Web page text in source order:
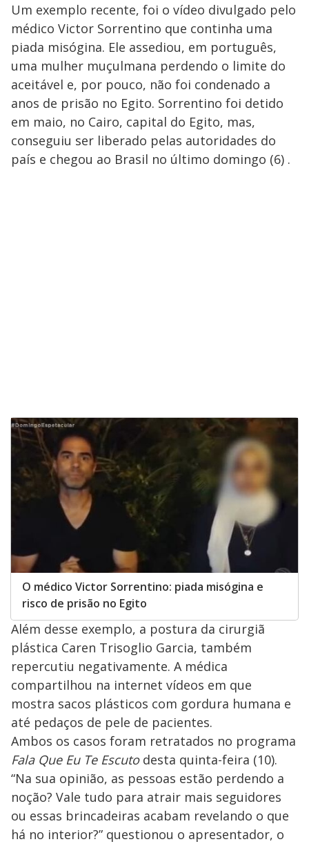
Um exemplo recente, foi o vídeo divulgado pelo
médico Victor Sorrentino que continha uma
piada misógina. Ele assediou, em português,
uma mulher muçulmana perdendo o limite do
aceitável e, por pouco, não foi condenado a
anos de prisão no Egito. Sorrentino foi detido
em maio, no Cairo, capital do Egito, mas,
conseguiu ser liberado pelas autoridades do
país e chegou ao Brasil no último domingo (6) .
O médico Victor Sorrentino: piada misógina e
risco de prisão no Egito
Além desse exemplo, a postura da cirurgiã
plástica Caren Trisoglio Garcia, também
repercutiu negativamente. A médica
compartilhou na internet vídeos em que
mostra sacos plásticos com gordura humana e
até pedaços de pele de pacientes.
Ambos os casos foram retratados no programa
Fala Que Eu Te Escutodesta quinta-feira (10).
“Na sua opinião, as pessoas estão perdendo a
noção? Vale tudo para atrair mais seguidores
ou essas brincadeiras acabam revelando o que
há no interior?” questionou o apresentador, o